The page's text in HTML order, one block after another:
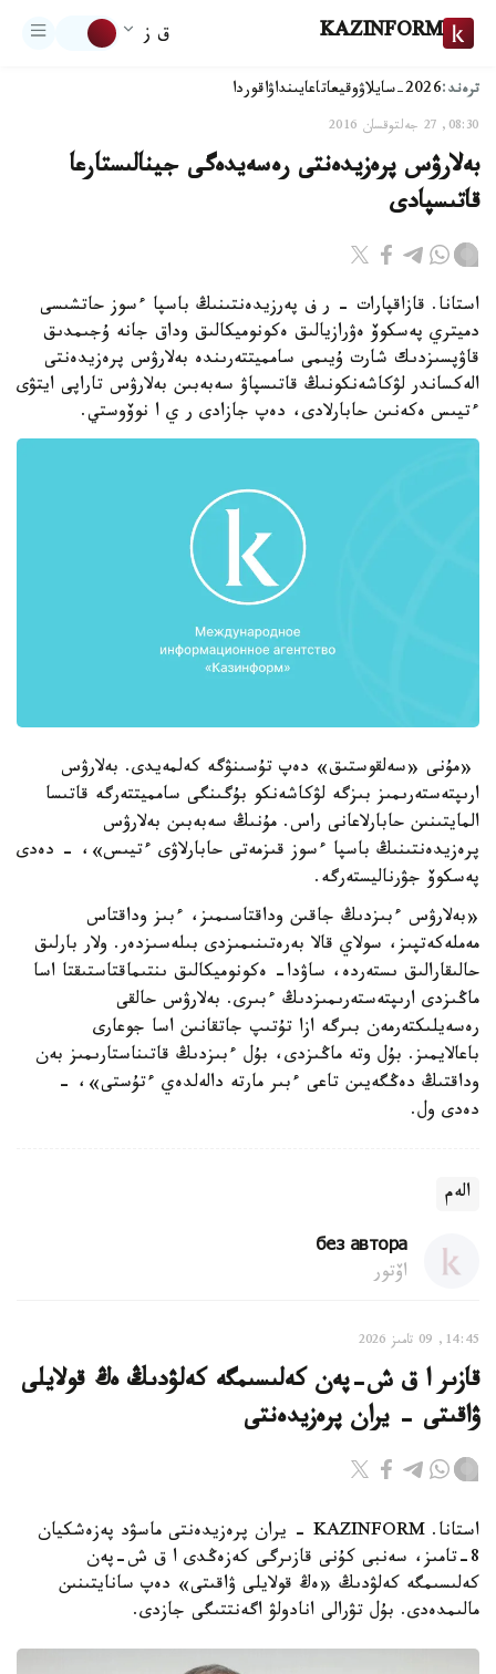
KAZINFORM ق ز
ترەند:2026-سايلاۋ وقيعاتاعايىنداۋاقوردا
08:30, 27 جەلتوقسان 2016
بەلارۋس پرەزيدەنتى رەسەيدەگى جينالىستارعا
قاتىسپادى
استانا. قازاقپارات - ر ف پەرزيدەنتىنىڭ باسپا ءسوز حاتشىسى
دميتري پەسكوۆ ەۋرازيالىق ەكونوميكالىق وداق جانە ۇجىمدىق
قاۋپسىزدىك شارت ۇيىمى سامميتتەرىندە بەلارۋس پرەزيدەنتى
الەكساندر لۋكاشەنكونىڭ قاتىسپاۋ سەبەبىن بەلارۋس تاراپى ايتۋى
ءتيىس ەكەنىن حابارلادى، دەپ جازادى ر ي ا نوۆوستي.
«مۇنى «سەلقوستىق» دەپ تۇسىنۋگە كەلمەيدى. بەلارۋس
ارىپتەستەرىمىز بىزگە لۋكاشەنكو بۇگىنگى سامميتتەرگە قاتىسا
المايتىنىن حابارلاعانى راس. مۇنىڭ سەبەبىن بەلارۋس
پرەزيدەنتىنىڭ باسپا ءسوز قىزمەتى حابارلاۋى ءتيىس»، - دەدى
پەسكوۆ جۋرناليستەرگە.
«بەلارۋس ءبىزدىڭ جاقىن وداقتاسىمىز، ءبىز وداقتاس
مەملەكەتپىز، سولاي قالا بەرەتىنىمىزدى بىلەسىزدەر. ولار بارلىق
حالىقارالىق ىستەردە، ساۋدا- ەكونوميكالىق ىنتىماقتاستىقتا اسا
ماڭىزدى ارىپتەستەرىمىزدىڭ ءبىرى. بەلارۋس حالقى
رەسەيلىكتەرمەن بىرگە ازا تۇتىپ جاتقانىن اسا جوعارى
باعالايمىز. بۇل وتە ماڭىزدى، بۇل ءبىزدىڭ قاتىناستارىمىز بەن
وداقتىڭ دەڭگەيىن تاعى ءبىر مارتە دالەلدەي ءتۇستى»، -
دەدى ول.
الەم
без автора
اۆتور
14:45, 09 تامىز 2026
قازىر ا ق ش-پەن كەلىسىمگە كەلۋدىڭ ەڭ قولايلى
ۋاقىتى - يران پرەزيدەنتى
استانا. KAZINFORM - يران پرەزيدەنتى ماسۋد پەزەشكيان
8-تامىز، سەنبى كۇنى قازىرگى كەزەڭدى ا ق ش-پەن
كەلىسىمگە كەلۋدىڭ «ەڭ قولايلى ۋاقىتى» دەپ سانايتىنىن
مالىمدەدى. بۇل تۋرالى انادولۋ اگەنتتىگى جازدى.